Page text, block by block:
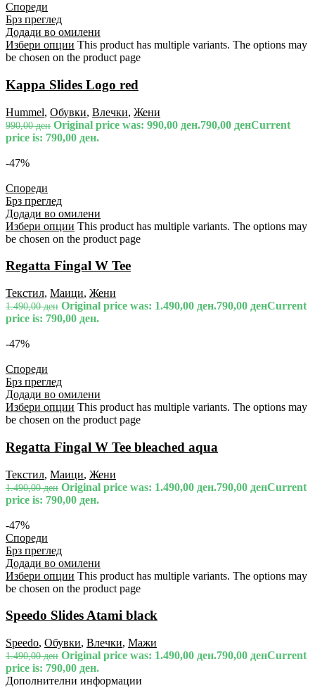
Спореди
Брз преглед
Додади во омилени
Избери опции This product has multiple variants. The options may
be chosen on the product page
Kappa Slides Logo red
Hummel, Обувки, Влечки, Жени
990,00ден Original price was: 990,00 ден.790,00 денCurrent
price is: 790,00 ден.
-47%
Спореди
Брз преглед
Додади во омилени
Избери опции This product has multiple variants. The options may
be chosen on the product page
Regatta Fingal W Tee
Текстил, Маици, Жени
1.490,00ден Original price was: 1.490,00 ден.790,00 денCurrent
price is: 790,00 ден.
-47%
Спореди
Брз преглед
Додади во омилени
Избери опции This product has multiple variants. The options may
be chosen on the product page
Regatta Fingal W Tee bleached aqua
Текстил, Маици, Жени
1.490,00ден Original price was: 1.490,00 ден.790,00 денCurrent
price is: 790,00 ден.
-47%
Спореди
Брз преглед
Додади во омилени
Избери опции This product has multiple variants. The options may
be chosen on the product page
Speedo Slides Atami black
Speedo, Обувки, Влечки, Мажи
1.490,00ден Original price was: 1.490,00 ден.790,00 денCurrent
price is: 790,00 ден.
Дополнителни информации